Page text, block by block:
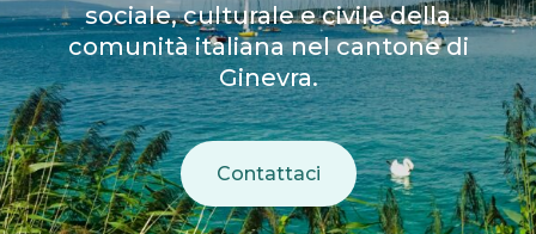
sociale, culturale e civile della
comunità italiana nel cantone di
Ginevra.
Contattaci